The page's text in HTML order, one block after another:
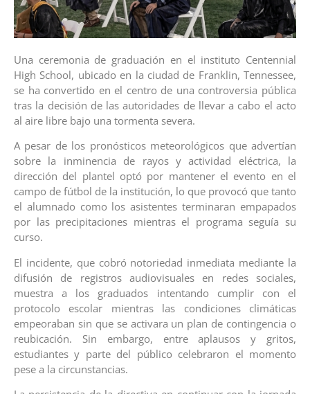
Una ceremonia de graduación en el instituto Centennial
High School, ubicado en la ciudad de Franklin, Tennessee,
se ha convertido en el centro de una controversia pública
tras la decisión de las autoridades de llevar a cabo el acto
al aire libre bajo una tormenta severa.
A pesar de los pronósticos meteorológicos que advertían
sobre la inminencia de rayos y actividad eléctrica, la
dirección del plantel optó por mantener el evento en el
campo de fútbol de la institución, lo que provocó que tanto
el alumnado como los asistentes terminaran empapados
por las precipitaciones mientras el programa seguía su
curso.
El incidente, que cobró notoriedad inmediata mediante la
difusión de registros audiovisuales en redes sociales,
muestra a los graduados intentando cumplir con el
protocolo escolar mientras las condiciones climáticas
empeoraban sin que se activara un plan de contingencia o
reubicación. Sin embargo, entre aplausos y gritos,
estudiantes y parte del público celebraron el momento
pese a la circunstancias.